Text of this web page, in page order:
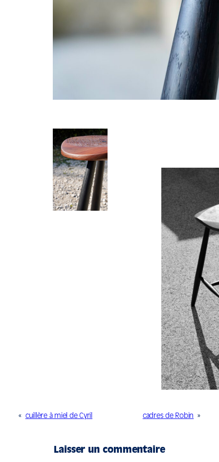
« cuillère à miel de Cyril cadres de Robin »
Laisser un commentaire